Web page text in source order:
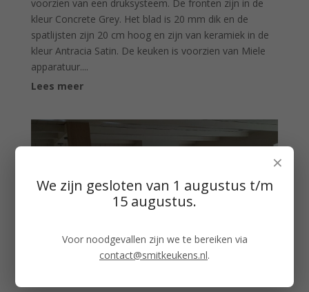
voorzien van een druksysteem. De fronten zijn in de
kleur Concrete Grey. Het blad is 20 mm dik en de
spatlijsten zijn 20 cm hoog en zijn van keramiek in de
kleur Antracia Satin. De keuken is voorzien van Miele
apparatuur....
Lees meer
×
We zijn gesloten van 1 augustus t/m
15 augustus.
Voor noodgevallen zijn we te bereiken via
contact@smitkeukens.nl.